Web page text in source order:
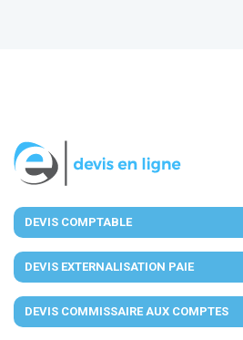
DEVIS COMPTABLE
DEVIS EXTERNALISATION PAIE
DEVIS COMMISSAIRE AUX COMPTES